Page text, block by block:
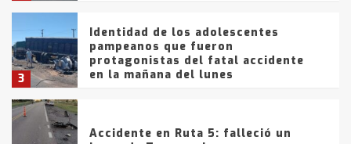
3
Identidad de los adolescentes
pampeanos que fueron
protagonistas del fatal accidente
en la mañana del lunes
Accidente en Ruta 5: falleció un